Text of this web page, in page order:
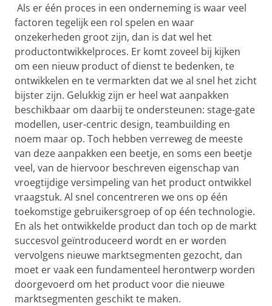
Als er één proces in een onderneming is waar veel
factoren tegelijk een rol spelen en waar
onzekerheden groot zijn, dan is dat wel het
productontwikkelproces. Er komt zoveel bij kijken
om een nieuw product of dienst te bedenken, te
ontwikkelen en te vermarkten dat we al snel het zicht
bijster zijn. Gelukkig zijn er heel wat aanpakken
beschikbaar om daarbij te ondersteunen: stage-gate
modellen, user-centric design, teambuilding en
noem maar op. Toch hebben verreweg de meeste
van deze aanpakken een beetje, en soms een beetje
veel, van de hiervoor beschreven eigenschap van
vroegtijdige versimpeling van het product ontwikkel
vraagstuk. Al snel concentreren we ons op één
toekomstige gebruikersgroep of op één technologie.
En als het ontwikkelde product dan toch op de markt
succesvol geïntroduceerd wordt en er worden
vervolgens nieuwe marktsegmenten gezocht, dan
moet er vaak een fundamenteel herontwerp worden
doorgevoerd om het product voor die nieuwe
marktsegmenten geschikt te maken.